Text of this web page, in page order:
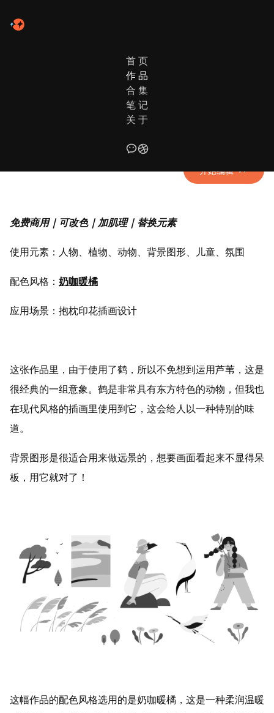
首 页
作 品
合 集
笔 记
关 于
风归鹤· Blooming Fun
开始编辑
免费商用｜可改色｜加肌理｜替换元素
使用元素：人物、植物、动物、背景图形、儿童、氛围
配色风格： 奶咖暖橘
应用场景：抱枕印花插画设计
这张作品里，由于使用了鹤，所以不免想到运用芦苇，这是
很经典的一组意象。鹤是非常具有东方特色的动物，但我也
在现代风格的插画里使用到它，这会给人以一种特别的味
道。
背景图形是很适合用来做远景的，想要画面看起来不显得呆
板，用它就对了！
这幅作品的配色风格选用的是奶咖暖橘，这是一种柔润温暖